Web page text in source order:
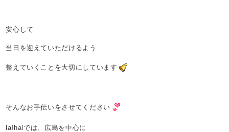
安心して
当日を迎えていただけるよう
整えていくことを大切にしています
そんなお手伝いをさせてください
la!halでは、広島を中心に